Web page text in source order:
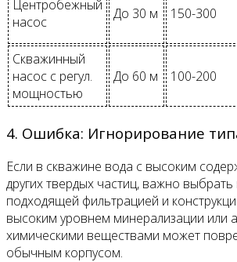
Центробежный
насос
До 30 м 150-300
Скважинный
насос с регул.
мощностью
До 60 м 100-200
4. Ошибка: Игнорирование
Если в скважине вода с высоким
других твердых частиц, важно выбрать
подходящей фильтрацией и
высоким уровнем минерализации или
химическими веществами может
обычным корпусом.